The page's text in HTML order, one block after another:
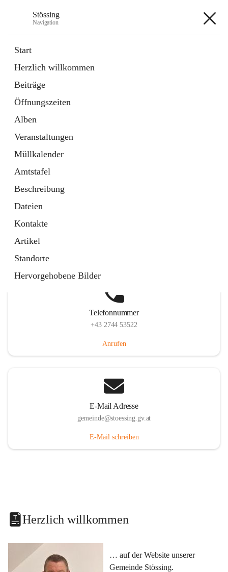
Stössing
Navigation
Start
Herzlich willkommen
Beiträge
Öffnungszeiten
Alben
Veranstaltungen
Müllkalender
Amtstafel
Beschreibung
Dateien
Kontakte
Artikel
Standorte
Hervorgehobene Bilder
Datei
in
Tab
Kindergarten
öffnet
in
neuem
Tab
Telefonnummer
+43 2744 53522
Anrufen
E-Mail Adresse
gemeinde@stoessing.gv.at
E-Mail schreiben
Herzlich willkommen
… auf der Website unserer
Gemeinde Stössing.